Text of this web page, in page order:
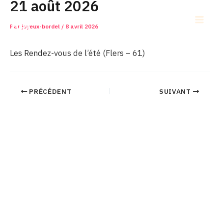
Aller
contenu
21 août 2026
Par joyeux-bordel / 8 avril 2026
Les Rendez-vous de l’été (Flers – 61)
PRÉCÉDENT SUIVANT